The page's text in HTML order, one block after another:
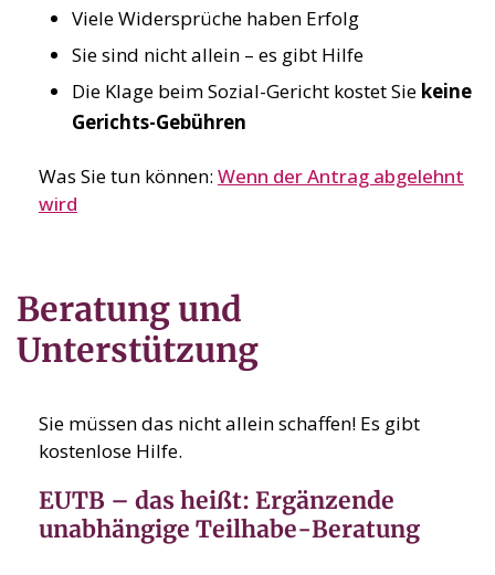
Viele Widersprüche haben Erfolg
Sie sind nicht allein – es gibt Hilfe
Die Klage beim Sozial-Gericht kostet Sie keine
Gerichts-Gebühren
Was Sie tun können: Wenn der Antrag abgelehnt
wird
Beratung und
Unterstützung
Sie müssen das nicht allein schaffen! Es gibt
kostenlose Hilfe.
EUTB – das heißt: Ergänzende
unabhängige Teilhabe-Beratung